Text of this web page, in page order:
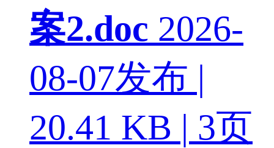
案2.doc 2026-
08-07发布 |
20.41 KB | 3页